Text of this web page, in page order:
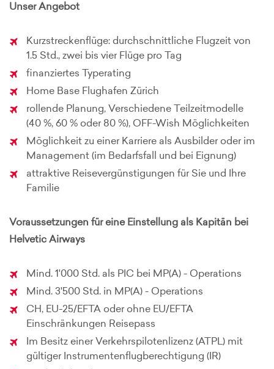
Unser Angebot
Kurzstreckenflüge: durchschnittliche Flugzeit von
1.5 Std., zwei bis vier Flüge pro Tag
finanziertes Typerating
Home Base Flughafen Zürich
rollende Planung, Verschiedene Teilzeitmodelle
(40 %, 60 % oder 80 %), OFF-Wish Möglichkeiten
Möglichkeit zu einer Karriere als Ausbilder oder im
Management (im Bedarfsfall und bei Eignung)
attraktive Reisevergünstigungen für Sie und Ihre
Familie
Voraussetzungen für eine Einstellung als Kapitän bei
Helvetic Airways
Mind. 1'000 Std. als PIC bei MP(A) - Operations
Mind. 3'500 Std. in MP(A) - Operations
CH, EU-25/EFTA oder ohne EU/EFTA
Einschränkungen Reisepass
Im Besitz einer Verkehrspilotenlizenz (ATPL) mit
gültiger Instrumentenflugberechtigung (IR)